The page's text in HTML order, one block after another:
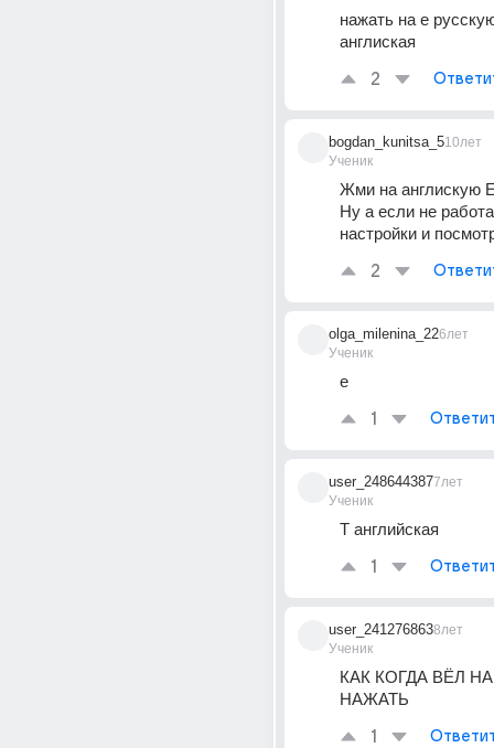
нажать на е
англиская
2
bogdan_kunitsa_5
Ученик
10лет
Жми на англискую
Ну а если не
настройки и
2
olga_milenina_22
Ученик
6лет
e
1
user_248644387
Ученик
7лет
Т английская
1
user_241276863
Ученик
8лет
КАК КОГДА ВЁЛ
НАЖАТЬ
1